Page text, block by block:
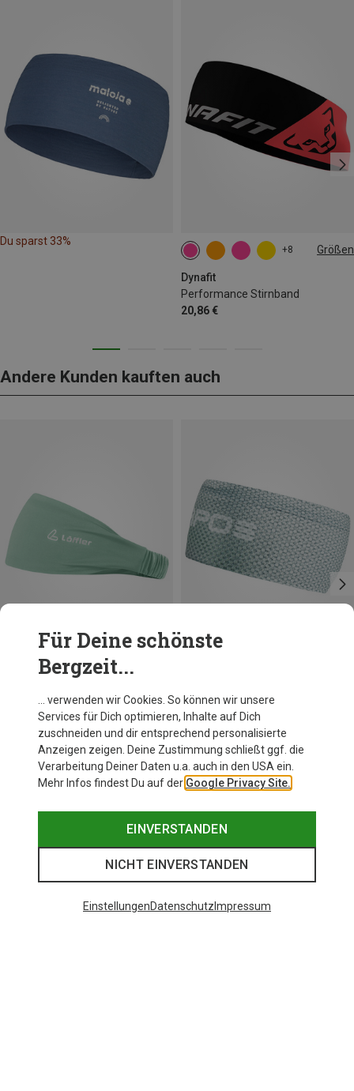
Du sparst 33%
+8 Größen
Dynafit
Performance Stirnband
20,86 €
ONE SIZE
Andere Kunden kauften auch
Du sparst 46%
Für Deine schönste
Bergzeit...
… verwenden wir Cookies. So können wir unsere
Services für Dich optimieren, Inhalte auf Dich
zuschneiden und dir entsprechend personalisierte
Anzeigen zeigen. Deine Zustimmung schließt ggf. die
Verarbeitung Deiner Daten u.a. auch in den USA ein.
Mehr Infos findest Du auf der Google Privacy Site.
EINVERSTANDEN
NICHT EINVERSTANDEN
EinstellungenDatenschutz Impressum